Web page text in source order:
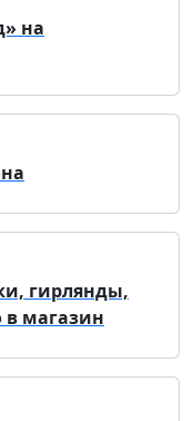
на
гирлянды,
в магазин